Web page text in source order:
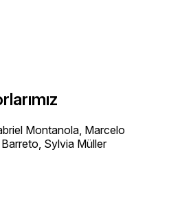
Montanola, Marcelo
Sylvia Müller